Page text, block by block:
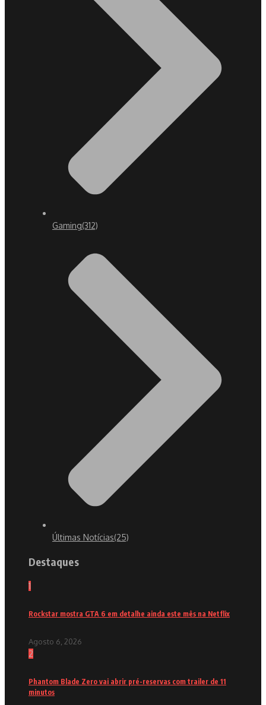
Gaming(312)
Últimas Notícias(25)
Destaques
1
Rockstar mostra GTA 6 em detalhe ainda este mês na Netflix
Agosto 6, 2026
2
Phantom Blade Zero vai abrir pré-reservas com trailer de 11
minutos